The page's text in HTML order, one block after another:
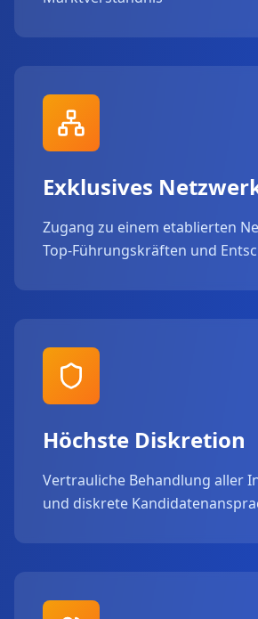
Exklusives
Zugang zu einem etablierten
Top-Führungskräften und
Höchste Diskretion
Vertrauliche Behandlung aller
und diskrete